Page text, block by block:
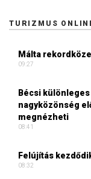
TURIZMUS
Málta
09:27
Bécsi
nagyközönség
megnézheti
08:41
Felújítás
08:32